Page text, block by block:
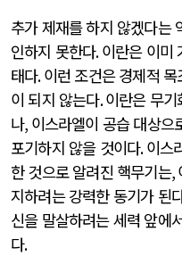
추가 제재를 하지 않겠다는
인하지 못한다.이란은 이미
태다.이런 조건은 경제적
이 되지 않는다.이란은 무
나, 이스라엘이 공습 대상으
포기하지 않을 것이다.이스
한 것으로 알려진 핵무기는,
지하려는 강력한 동기가 된
신을 말살하려는 세력 앞에
다.